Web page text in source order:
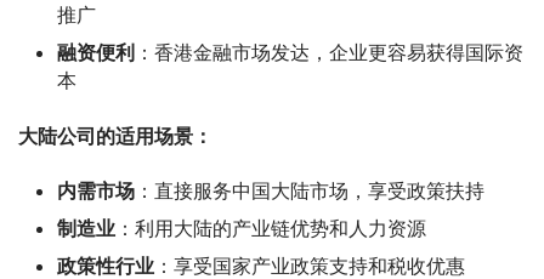
推广
融资便利 ：香港金融市场发达，企业更容易获得国际资
本
大陆公司的适用场景：
内需市场 ：直接服务中国大陆市场，享受政策扶持
制造业 ：利用大陆的产业链优势和人力资源
政策性行业 ：享受国家产业政策支持和税收优惠